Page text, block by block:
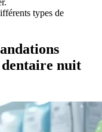
types de
nuit